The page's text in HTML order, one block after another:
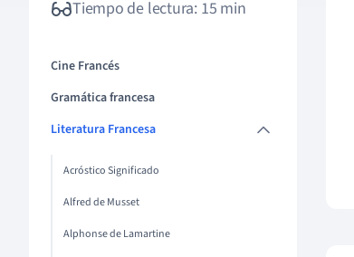
Tiempo de lectura: 15 min
Cine Francés
Gramática francesa
Literatura Francesa
Acróstico Significado
Alfred de Musset
Alphonse de Lamartine